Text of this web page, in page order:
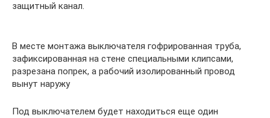
защитный канал.
В месте монтажа выключателя гофрированная труба,
зафиксированная на стене специальными клипсами,
разрезана попрек, а рабочий изолированный провод
вынут наружу
Под выключателем будет находиться еще один